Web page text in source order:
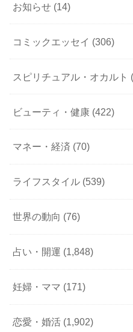
お知らせ (14)
コミックエッセイ (306)
スピリチュアル・オカルト
ビューティ・健康 (422)
マネー・経済 (70)
ライフスタイル (539)
世界の動向 (76)
占い・開運 (1,848)
妊婦・ママ (171)
恋愛・婚活 (1,902)